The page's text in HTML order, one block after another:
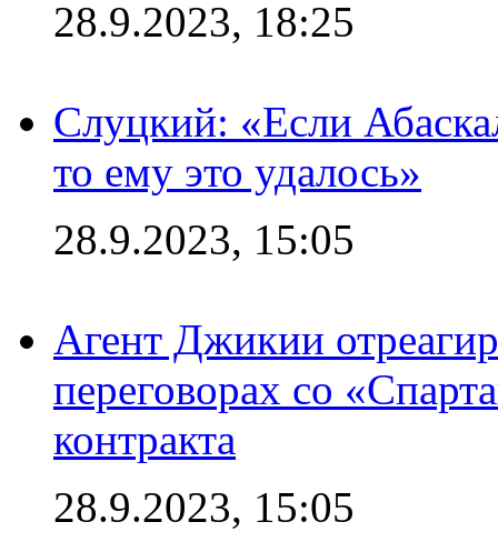
28.9.2023, 18:25
Слуцкий: «Если
то ему это удалось»
28.9.2023, 15:05
Агент Джикии
переговорах со
контракта
28.9.2023, 15:05